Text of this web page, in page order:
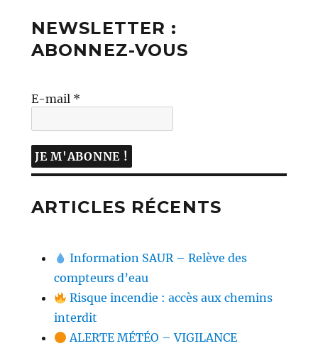
NEWSLETTER :
ABONNEZ-VOUS
E-mail *
ARTICLES RÉCENTS
Information SAUR – Relève des
compteurs d’eau
Risque incendie : accès aux chemins
interdit
ALERTE MÉTÉO – VIGILANCE